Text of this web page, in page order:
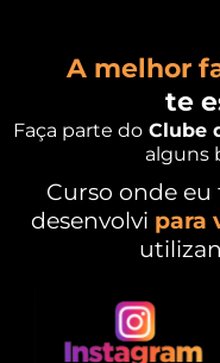
A melhor
te
Faça parte do Clube
alguns
Curso onde
desenvolvi para